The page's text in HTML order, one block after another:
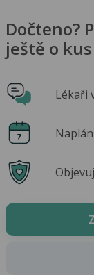
Dočteno?
ještě o
Lékaři